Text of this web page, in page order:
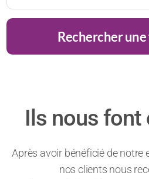
Rechercher
Ils nous font
Après avoir bénéficié de notre
nos clients nous